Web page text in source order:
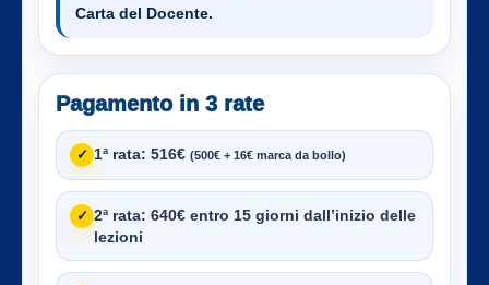
Carta del Docente.
Pagamento in 3 rate
✓ 1ª rata: 516€ (500€ + 16€ marca da bollo)
✓ 2ª rata: 640€ entro 15 giorni dall’inizio delle
lezioni